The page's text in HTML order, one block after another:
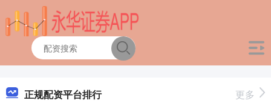
正规配资平台排行 更多